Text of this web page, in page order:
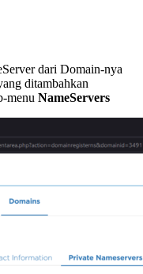
dari Domain-nya
ditambahkan
menu NameServers